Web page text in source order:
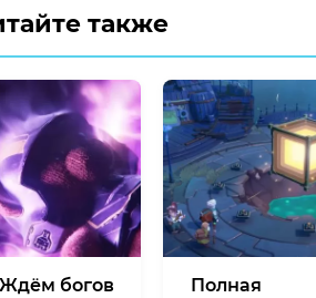
также
Ждём богов
Полная